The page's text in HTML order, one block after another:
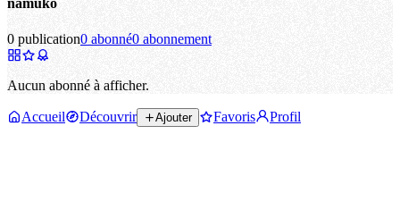
namuko
0 publication0 abonné0 abonnement
Aucun abonné à afficher.
Accueil Découvrir Ajouter Favoris Profil